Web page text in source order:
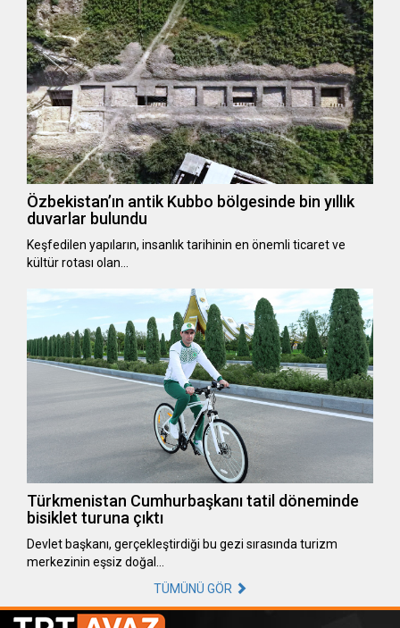
Özbekistan’ın antik Kubbo bölgesinde bin yıllık
duvarlar bulundu
Keşfedilen yapıların, insanlık tarihinin en önemli ticaret ve
kültür rotası olan…
Türkmenistan Cumhurbaşkanı tatil döneminde
bisiklet turuna çıktı
Devlet başkanı, gerçekleştirdiği bu gezi sırasında turizm
merkezinin eşsiz doğal…
TÜMÜNÜ GÖR